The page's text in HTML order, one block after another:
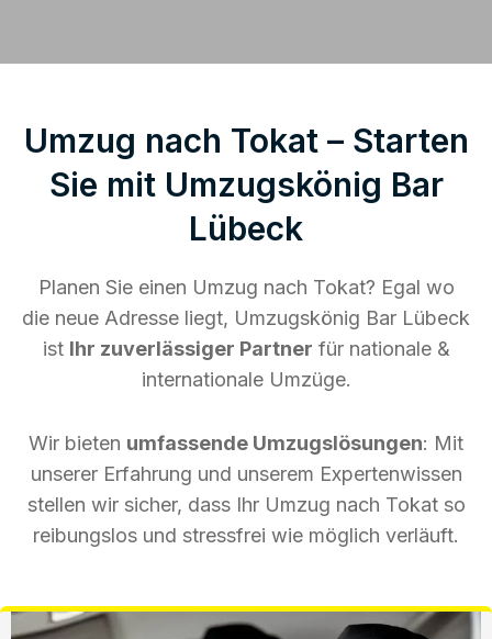
Umzug nach Tokat – Starten
Sie mit Umzugskönig Bar
Lübeck
Planen Sie einen Umzug nach Tokat? Egal wo
die neue Adresse liegt, Umzugskönig Bar Lübeck
ist Ihr zuverlässiger Partner für nationale &
internationale Umzüge.
Wir bieten umfassende Umzugslösungen: Mit
unserer Erfahrung und unserem Expertenwissen
stellen wir sicher, dass Ihr Umzug nach Tokat so
reibungslos und stressfrei wie möglich verläuft.